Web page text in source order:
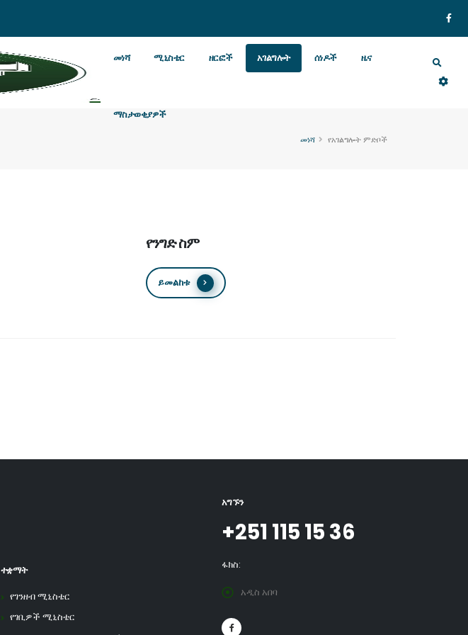
መነሻ ሚኒስቴር ዘርፎች አገልግሎት ሰነዶች ዜና
ማስታወቂያዎች
መነሻ የአገልግሎት ምድቦች
የንግድ ስም
ይመልከቱ
ተቋማት
የገንዘብ ሚኒስቴር
የገቢዎች ሚኒስቴር
አግኙን
+251 115 15 36
ፋክስ:
አዲስ አበባ